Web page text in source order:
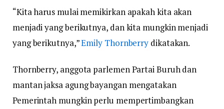
“Kita harus mulai memikirkan apakah kita akan
menjadi yang berikutnya, dan kita mungkin menjadi
yang berikutnya,”Emily Thornberry dikatakan.
Thornberry, anggota parlemen Partai Buruh dan
mantan jaksa agung bayangan mengatakan
Pemerintah mungkin perlu mempertimbangkan